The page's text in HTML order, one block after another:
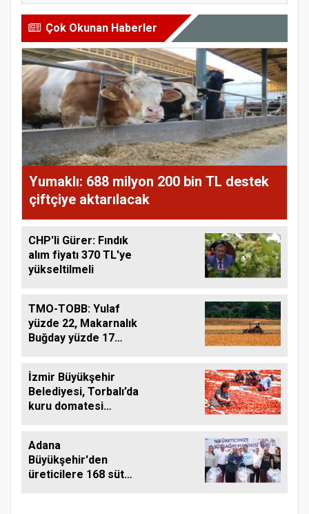
Çok Okunan Haberler
Yumaklı: 688 milyon 200 bin TL destek
çiftçiye aktarılacak
CHP'li Gürer: Fındık
alım fiyatı 370 TL'ye
yükseltilmeli
TMO-TOBB: Yulaf
yüzde 22, Makarnalık
Buğday yüzde 17
İzmir Büyükşehir
Belediyesi, Torbalı’da
kuru domatesi
Adana
Büyükşehir'den
üreticilere 168 süt